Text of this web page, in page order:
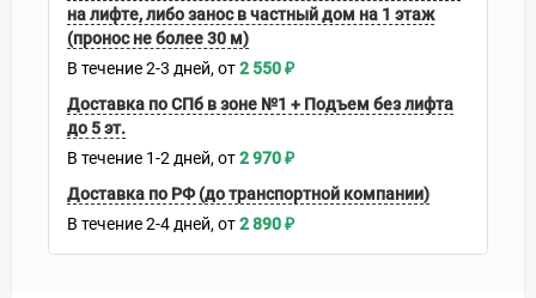
на лифте, либо занос в частный дом на 1 этаж
(пронос не более 30 м)
В течение2-3 дней 2 550₽
Доставка по СПб в зоне №1 + Подъем без лифта
до 5 эт.
В течение 1-2 дней 2 970₽
Доставка по РФ (до транспортной компании)
В течение2-4 дней 2 890₽